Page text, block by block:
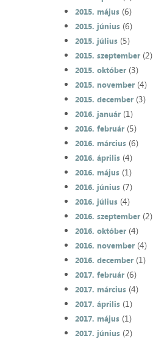
2015. május(6)
2015. június(6)
2015. július(5)
2015. szeptember(2)
2015. október(3)
2015. november(4)
2015. december(3)
2016. január(1)
2016. február(5)
2016. március(6)
2016. április(4)
2016. május(1)
2016. június(7)
2016. július(4)
2016. szeptember(2)
2016. október(4)
2016. november(4)
2016. december(1)
2017. február(6)
2017. március(4)
2017. április(1)
2017. május(1)
2017. június(2)